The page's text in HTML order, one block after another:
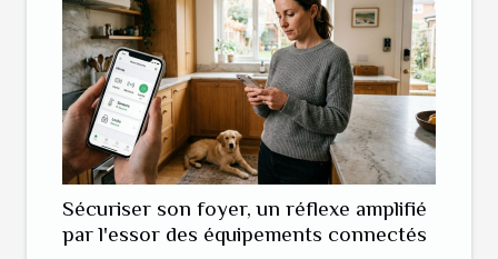
Sécuriser son foyer, un réflexe amplifié
par l'essor des équipements connectés